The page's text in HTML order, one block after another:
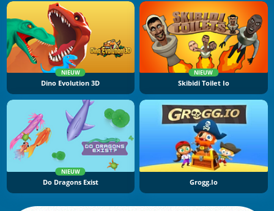
NIEUW
Dino Evolution 3D
NIEUW
Skibidi Toilet Io
NIEUW
Do Dragons Exist Grogg.io